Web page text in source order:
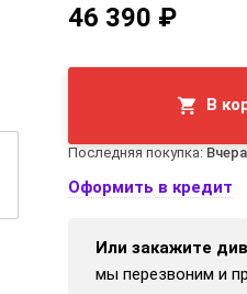
46 390 ₽
В
Последняя покупка: Вчера
Оформить в кредит
Или закажите
мы перезвоним и